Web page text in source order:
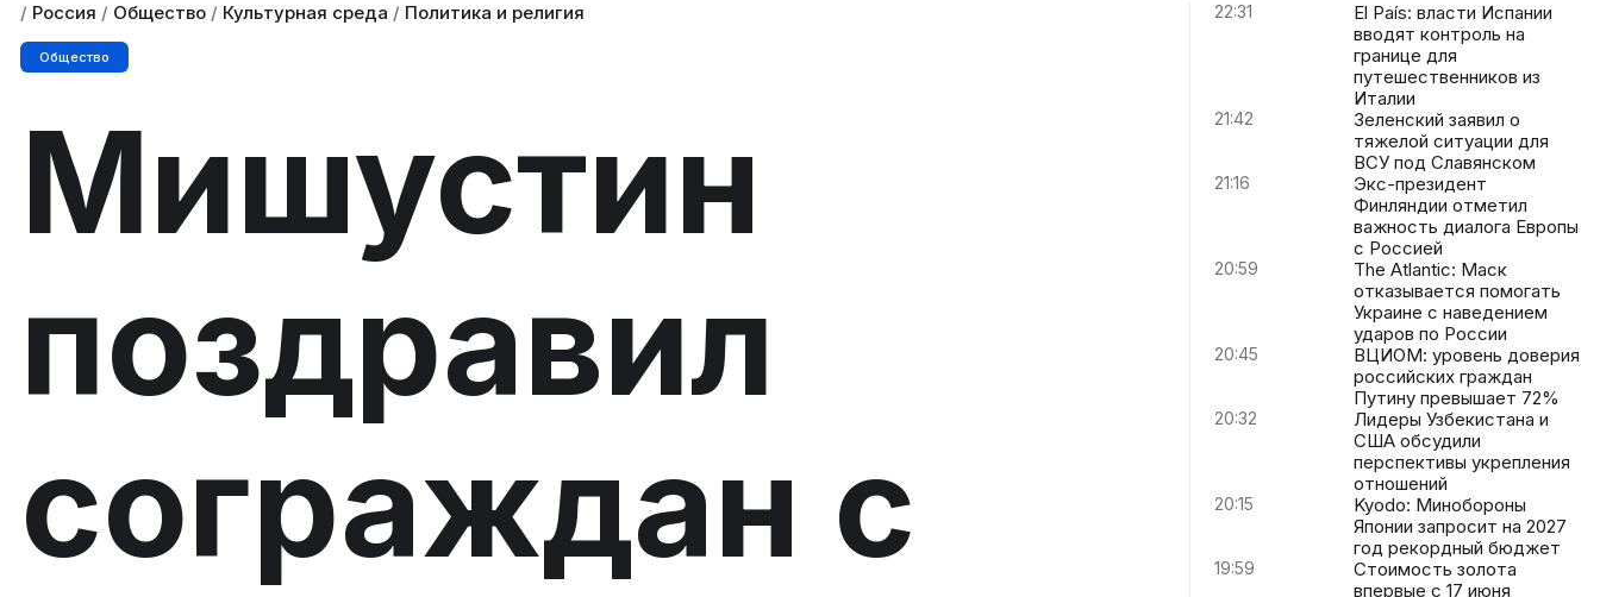
/ Россия / Общество / Культурная среда / Политика и религия
Общество
Мишустин
поздравил
сограждан с
22:31
El País: власти Испании
вводят контроль на
границе для
путешественников из
Италии
21:42
Зеленский заявил о
тяжелой ситуации для
ВСУ под Славянском
21:16
Экс-президент
Финляндии отметил
важность диалога Европы
с Россией
20:59
The Atlantic: Маск
отказывается помогать
Украине с наведением
ударов по России
20:45
ВЦИОМ: уровень доверия
российских граждан
Путину превышает 72%
20:32
Лидеры Узбекистана и
США обсудили
перспективы укрепления
отношений
20:15
Kyodo: Минобороны
Японии запросит на 2027
год рекордный бюджет
19:59
Стоимость золота
впервые с 17 июня